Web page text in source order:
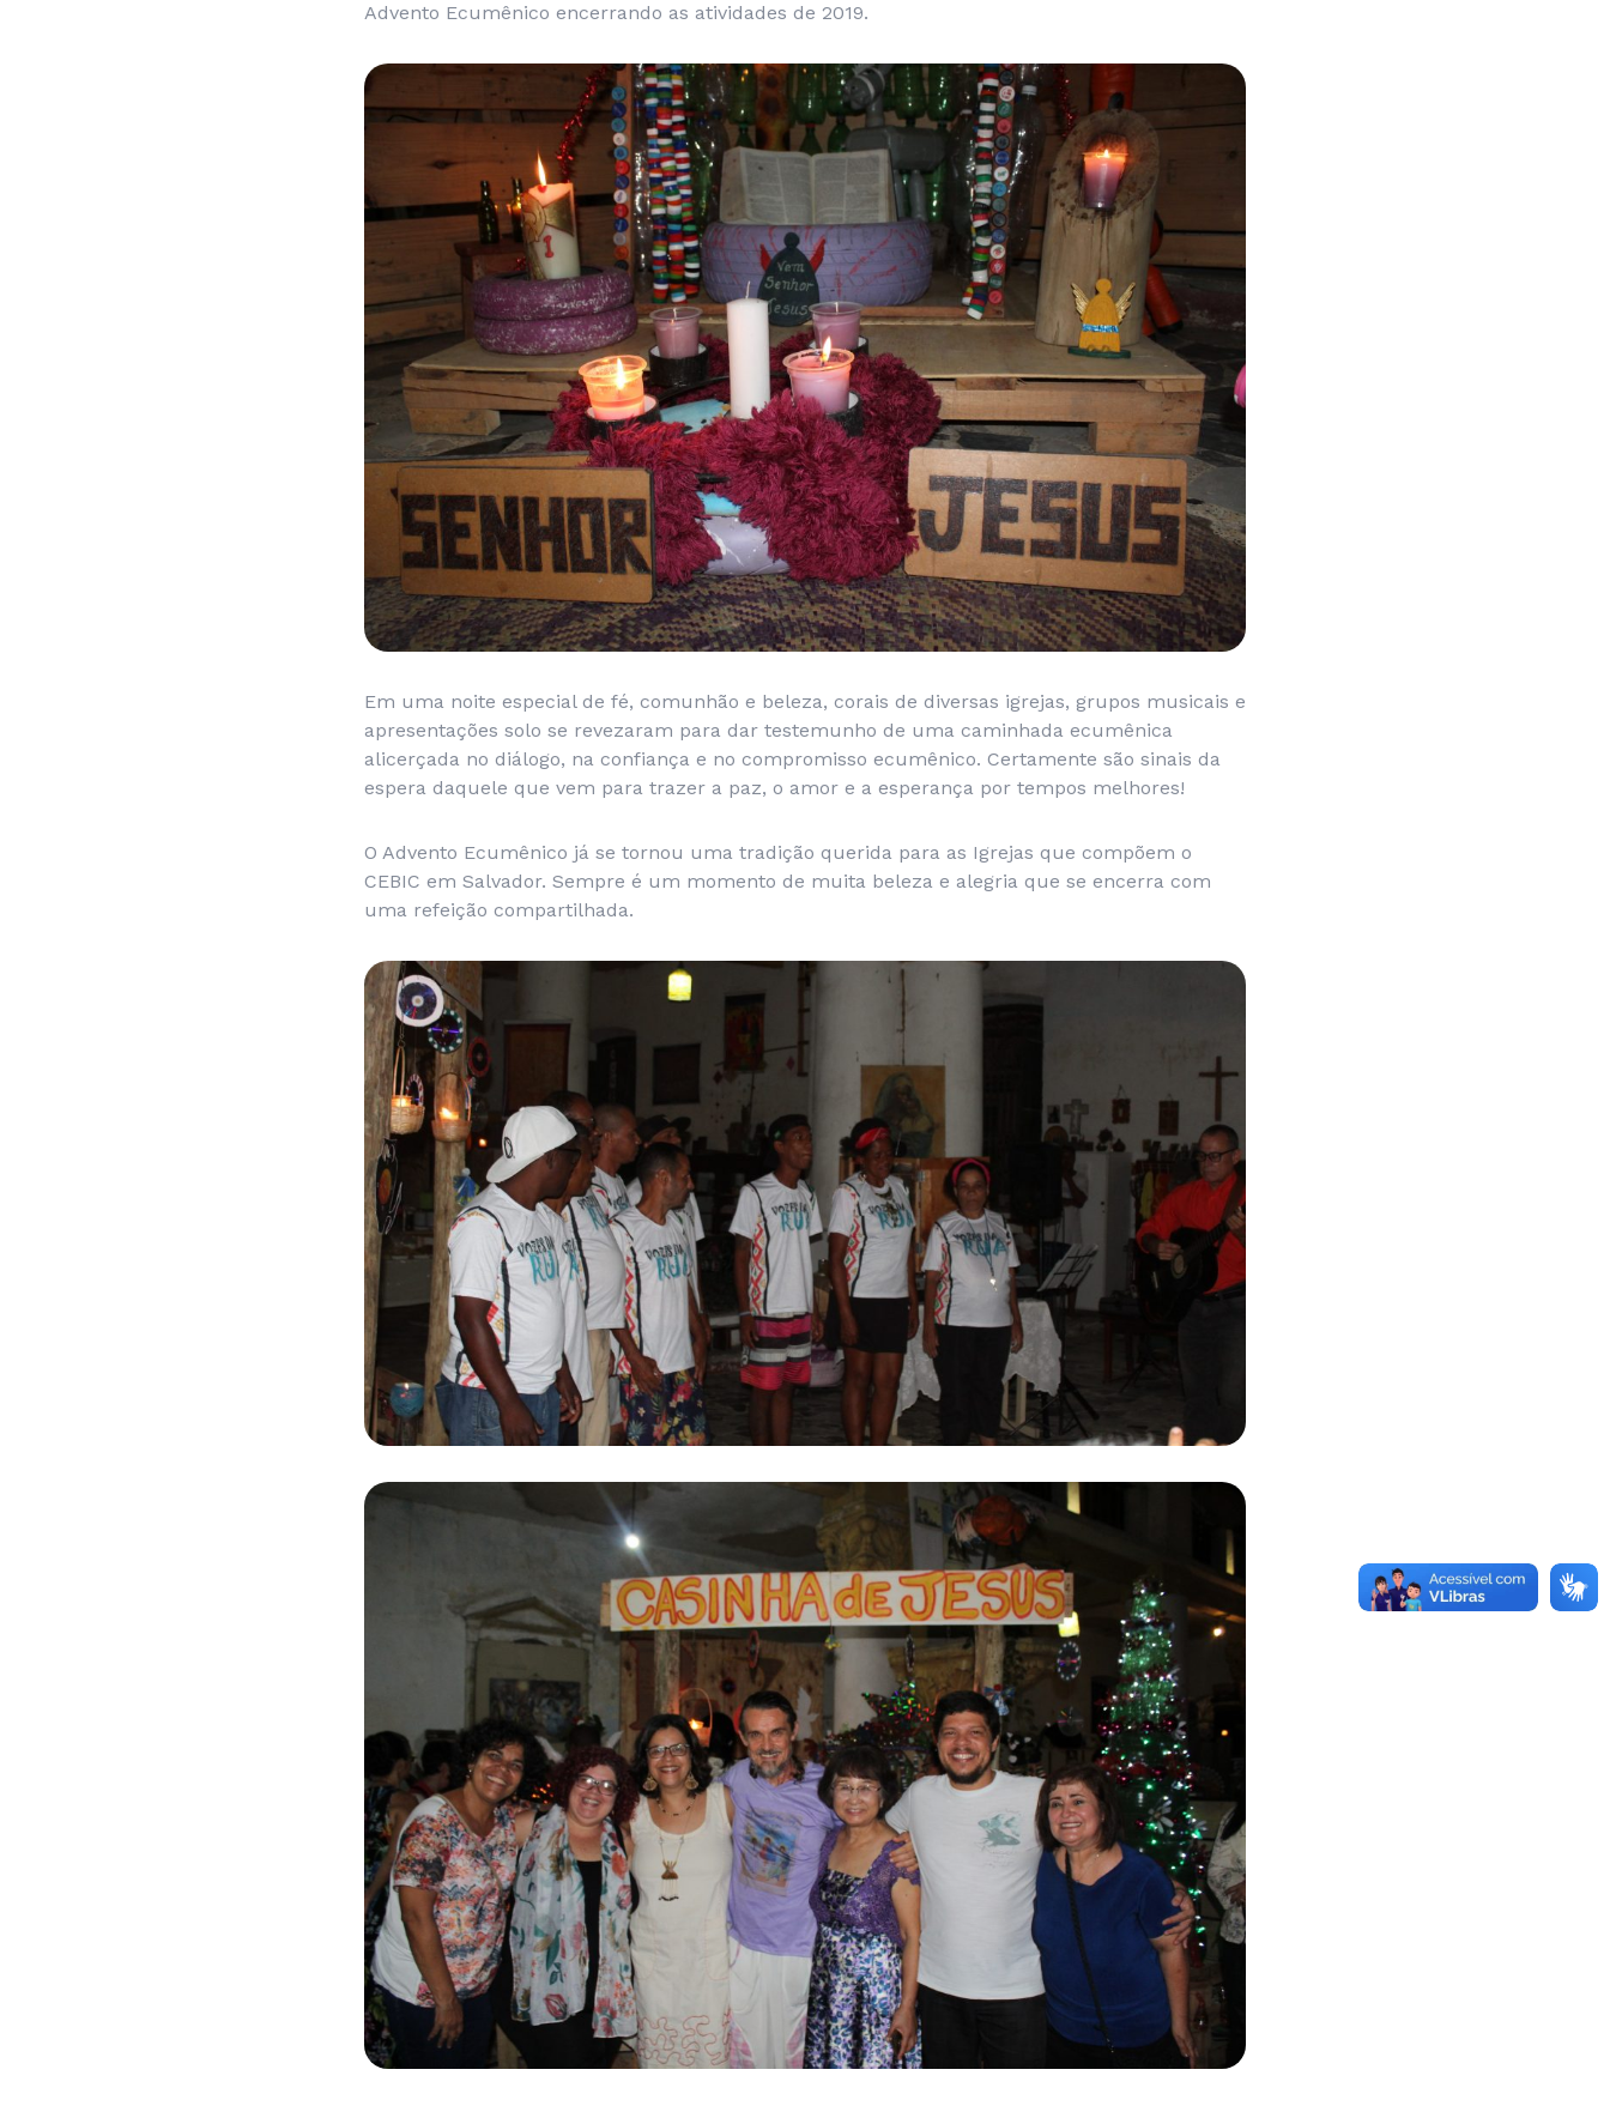
Advento Ecumênico encerrando as atividades de 2019.
Em uma noite especial de fé, comunhão e beleza, corais de diversas igrejas, grupos musicais e
apresentações solo se revezaram para dar testemunho de uma caminhada ecumênica
alicerçada no diálogo, na confiança e no compromisso ecumênico. Certamente são sinais da
espera daquele que vem para trazer a paz, o amor e a esperança por tempos melhores!
O Advento Ecumênico já se tornou uma tradição querida para as Igrejas que compõem o
CEBIC em Salvador. Sempre é um momento de muita beleza e alegria que se encerra com
uma refeição compartilhada.